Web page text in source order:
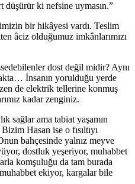
ki nefsine uymasın.”
bir hikâyesi vardı. Teslim
âciz olduğumuz imkânlarımızı
dost değil midir? Aynı
İnsanın yorulduğu yerde
de elektrik tellerine konmuş
kadar zenginiz.
sağlar ama tabiat yaşamın
Hasan ise o fısıltıyı
bahçesinde yalnız meyve
dostluk yeşeriyor, muhabbet
komşuluğu da tam burada
ekiyor, kargalar bile